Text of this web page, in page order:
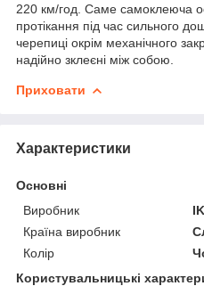
220 км/год. Саме самоклеюча
протікання під час сильного
черепиці окрім механічного
надійно зклеєні між собою.
Приховати
Характеристики
Основні
Виробник
Країна виробник
Колір
Користувальницькі